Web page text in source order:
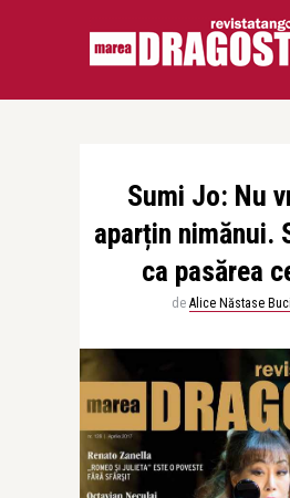
Sumi Jo: Nu
aparțin nimănui.
ca pasărea
de Alice Năstase